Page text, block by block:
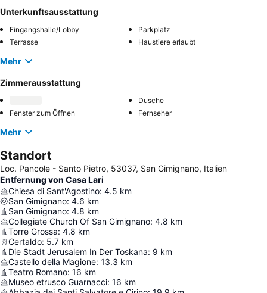
Unterkunftsausstattung
Eingangshalle/Lobby
Parkplatz
Terrasse
Haustiere erlaubt
Mehr
Zimmerausstattung
Dusche
Fenster zum Öffnen
Fernseher
Mehr
Standort
Loc. Pancole - Santo Pietro, 53037, San Gimignano, Italien
Entfernung von Casa Lari
Chiesa di Sant'Agostino: 4.5 km
San Gimignano: 4.6 km
San Gimignano: 4.8 km
Collegiate Church Of San Gimignano: 4.8 km
Torre Grossa: 4.8 km
Certaldo: 5.7 km
Die Stadt Jerusalem In Der Toskana: 9 km
Castello della Magione: 13.3 km
Teatro Romano: 16 km
Museo etrusco Guarnacci: 16 km